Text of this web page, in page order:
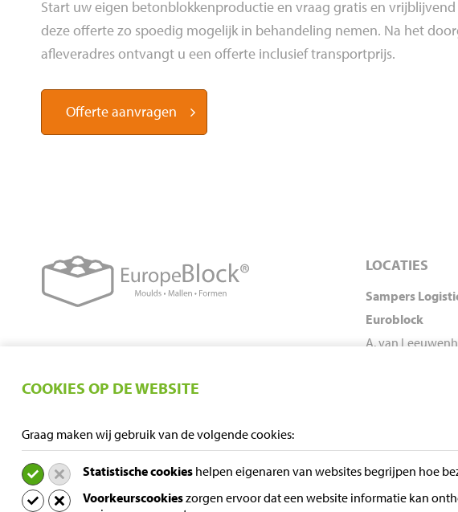
COOKIES OP DE WEBSITE
Graag maken wij gebruik van de volgende cookies:
Statistische cookieshelpen eigenaren van websites begrijpen hoe
Voorkeurscookieszorgen ervoor dat een website informatie kan
Start uw eigen betonblokkenproductie en vraag gratis en
deze offerte zo spoedig mogelijk in behandeling nemen. Na het
afleveradres ontvangt u een offerte inclusief transportprijs.
Offerte aanvragen
LOCATIES
Sampers
Euroblock
A. van
5690 AB Son
Nederland